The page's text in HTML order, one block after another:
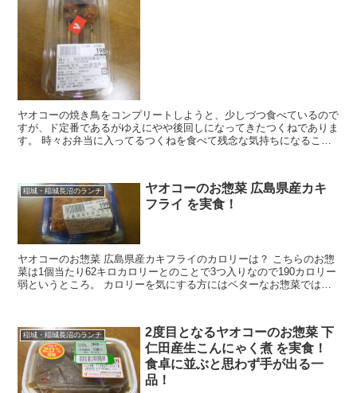
ヤオコーの焼き鳥をコンプリートしようと、少しづつ食べているので
すが、ド定番であるがゆえにやや後回しになってきたつくねでありま
す。 時々お弁当に入ってるつくねを食べて残念な気持ちになること
稲城・稲城長沼のランチ
ヤオコーのお惣菜 広島県産カキ
フライ を実食！
ヤオコーのお惣菜 広島県産カキフライのカロリーは？ こちらのお惣
菜は1個当たり62キロカロリーとのことで3つ入りなので190カロリー
弱というところ。 カロリーを気にする方にはベターなお惣菜ではな
稲城・稲城長沼のランチ
2度目となるヤオコーのお惣菜 下
仁田産生こんにゃく煮 を実食！
食卓に並ぶと思わず手が出る一
品！